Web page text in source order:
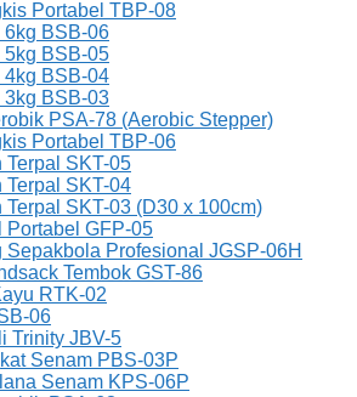
Portabel TBP-08
6kg BSB-06
5kg BSB-05
4kg BSB-04
3kg BSB-03
PSA-78 (Aerobic Stepper)
Portabel TBP-06
Terpal SKT-05
Terpal SKT-04
SKT-03 (D30 x 100cm)
Portabel GFP-05
Sepakbola Profesional JGSP-06H
Tembok GST-86
RTK-02
06
Trinity JBV-5
Senam PBS-03P
Senam KPS-06P